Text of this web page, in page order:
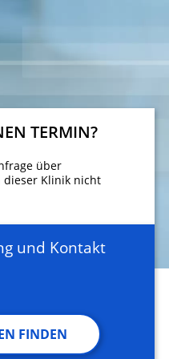
TERMIN?
über
dieser Klinik nicht
und Kontakt
FINDEN